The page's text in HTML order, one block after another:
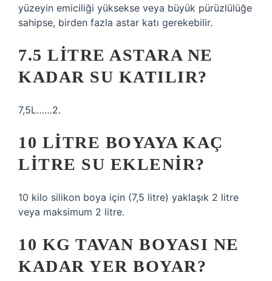
yüzeyin emiciliği yüksekse veya büyük pürüzlülüğe
sahipse, birden fazla astar katı gerekebilir.
7.5 LITRE ASTARA NE
KADAR SU KATILIR?
7,5L……2.
10 LITRE BOYAYA KAÇ
LITRE SU EKLENIR?
10 kilo silikon boya için (7,5 litre) yaklaşık 2 litre
veya maksimum 2 litre.
10 KG TAVAN BOYASI NE
KADAR YER BOYAR?